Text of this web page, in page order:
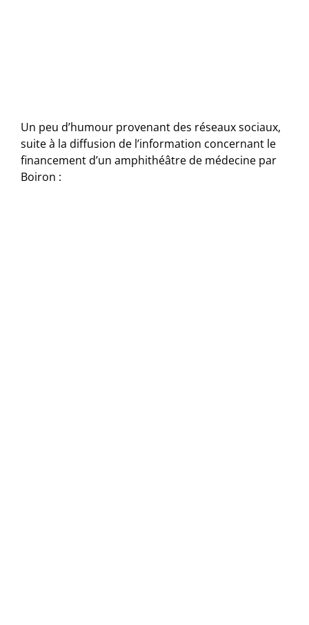
Un peu d’humour provenant des réseaux sociaux,
suite à la diffusion de l’information concernant le
financement d’un amphithéâtre de médecine par
Boiron :